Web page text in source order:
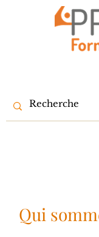
Qui